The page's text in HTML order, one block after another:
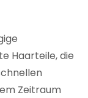
Haarteile, die
Zeitraum